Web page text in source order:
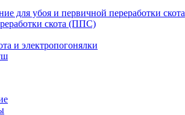
для убоя и первичной переработки скота
скота (ППС)
и электропогонялки